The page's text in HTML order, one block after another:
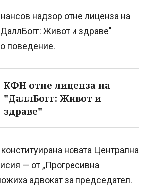
надзор отне лиценза на
Живот и здраве"
поведение.
КФН отне лиценза на
"ДаллБогг: Живот и
здраве"
новата Централна
— от „Прогресивна
адвокат за председател.